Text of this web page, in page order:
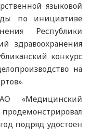
языковой
по инициативе
Республики
здравоохранения
конкурс
на
«Медицинский
подряд удостоен